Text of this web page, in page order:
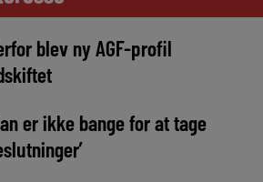
blev ny AGF-profil
er ikke bange for at tage